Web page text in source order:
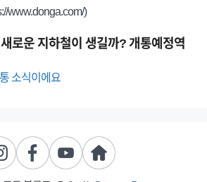
www.donga.com/)
로운 지하철이 생길까? 개통예정역
소식이에요